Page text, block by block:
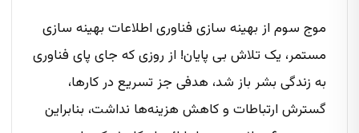
موج سوم از بهینه سازی فناوری اطلاعات بهینه سازی
مستمر، یک تلاش بی پایان! از روزی که جای پای فناوری
به زندگی بشر باز شد، هدفی جز تسریع در کارها،
گسترش ارتباطات و کاهش هزینه‌ها نداشت، بنابراین